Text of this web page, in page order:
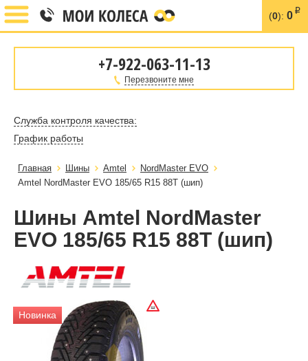
(0): 0 i
+7-922-063-11-13
Перезвоните мне
Служба контроля качества:
График работы
Главная Шины Amtel
NordMaster EVO
Amtel NordMaster EVO 185/65 R15 88T (шип)
Шины Amtel NordMaster
EVO 185/65 R15 88T (шип)
Новинка